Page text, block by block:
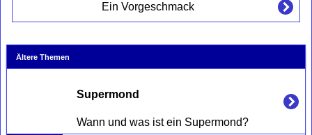
Ein Vorgeschmack
Ältere Themen
Supermond